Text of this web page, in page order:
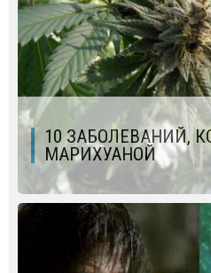
10 ЗАБОЛЕВАНИЙ,
МАРИХУАНОЙ